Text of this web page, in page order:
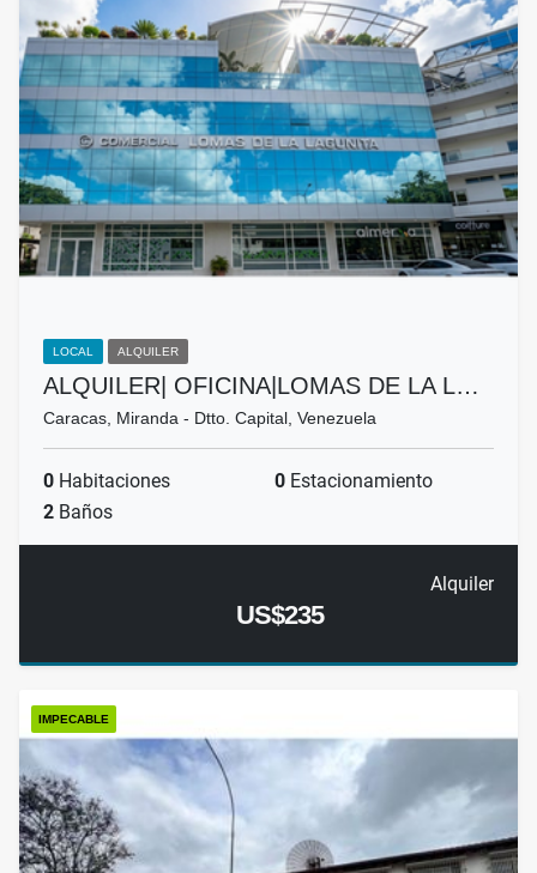
LOCAL ALQUILER
ALQUILER| OFICINA|LOMAS DE LA L…
Caracas, Miranda - Dtto. Capital, Venezuela
0 Habitaciones 0 Estacionamiento
2 Baños
Alquiler
US$235
IMPECABLE